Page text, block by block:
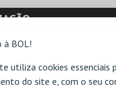
à BOL!
utiliza cookies essenciais
do site e, com o seu
BRANCO 180